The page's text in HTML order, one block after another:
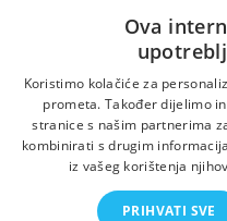
Libar
Ova
Koristimo kolačiće za
prometa. Također dijelimo
stranice s našim partnerima
kombinirati s drugim
iz vašeg korištenja
PRIHVATI SVE